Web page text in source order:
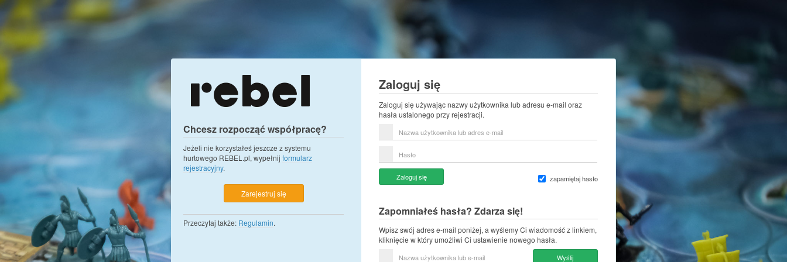
Chcesz rozpocząć współpracę?
Jeżeli nie korzystałeś jeszcze z systemu
hurtowego REBEL.pl, wypełnij formularz
rejestracyjny.
Zarejestruj się
Przeczytaj także: Regulamin.
Zaloguj się
Zaloguj się używając nazwy użytkownika lub adresu e-mail oraz
hasła ustalonego przy rejestracji.
użytkownika
e-
mail
zapamiętaj hasło
Zaloguj się
Zapomniałeś hasła? Zdarza się!
Wpisz swój adres e-mail poniżej, a wyślemy Ci wiadomość z linkiem,
kliknięcie w który umożliwi Ci ustawienie nowego hasła.
Wyślij